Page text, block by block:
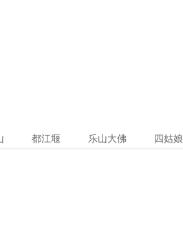
都江堰 乐山大佛 四姑